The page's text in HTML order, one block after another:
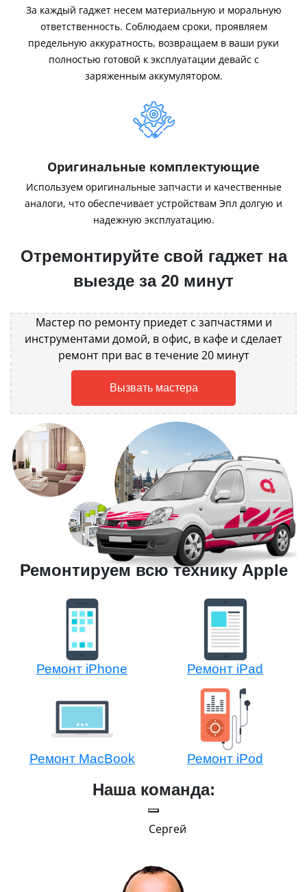
За каждый гаджет несем материальную и моральную
ответственность. Соблюдаем сроки, проявляем
предельную аккуратность, возвращаем в ваши руки
полностью готовой к эксплуатации девайс с
заряженным аккумулятором.
Оригинальные комплектующие
Используем оригинальные запчасти и качественные
аналоги, что обеспечивает устройствам Эпл долгую и
надежную эксплуатацию.
Отремонтируйте свой гаджет на
выезде за 20 минут
Мастер по ремонту приедет с запчастями и
инструментами домой, в офис, в кафе и сделает
ремонт при вас в течение 20 минут
Вызвать мастера
Ремонтируем всю технику Apple
Ремонт iPhone Ремонт iPad
Ремонт MacBook Ремонт iPod
Наша команда:
Сергей